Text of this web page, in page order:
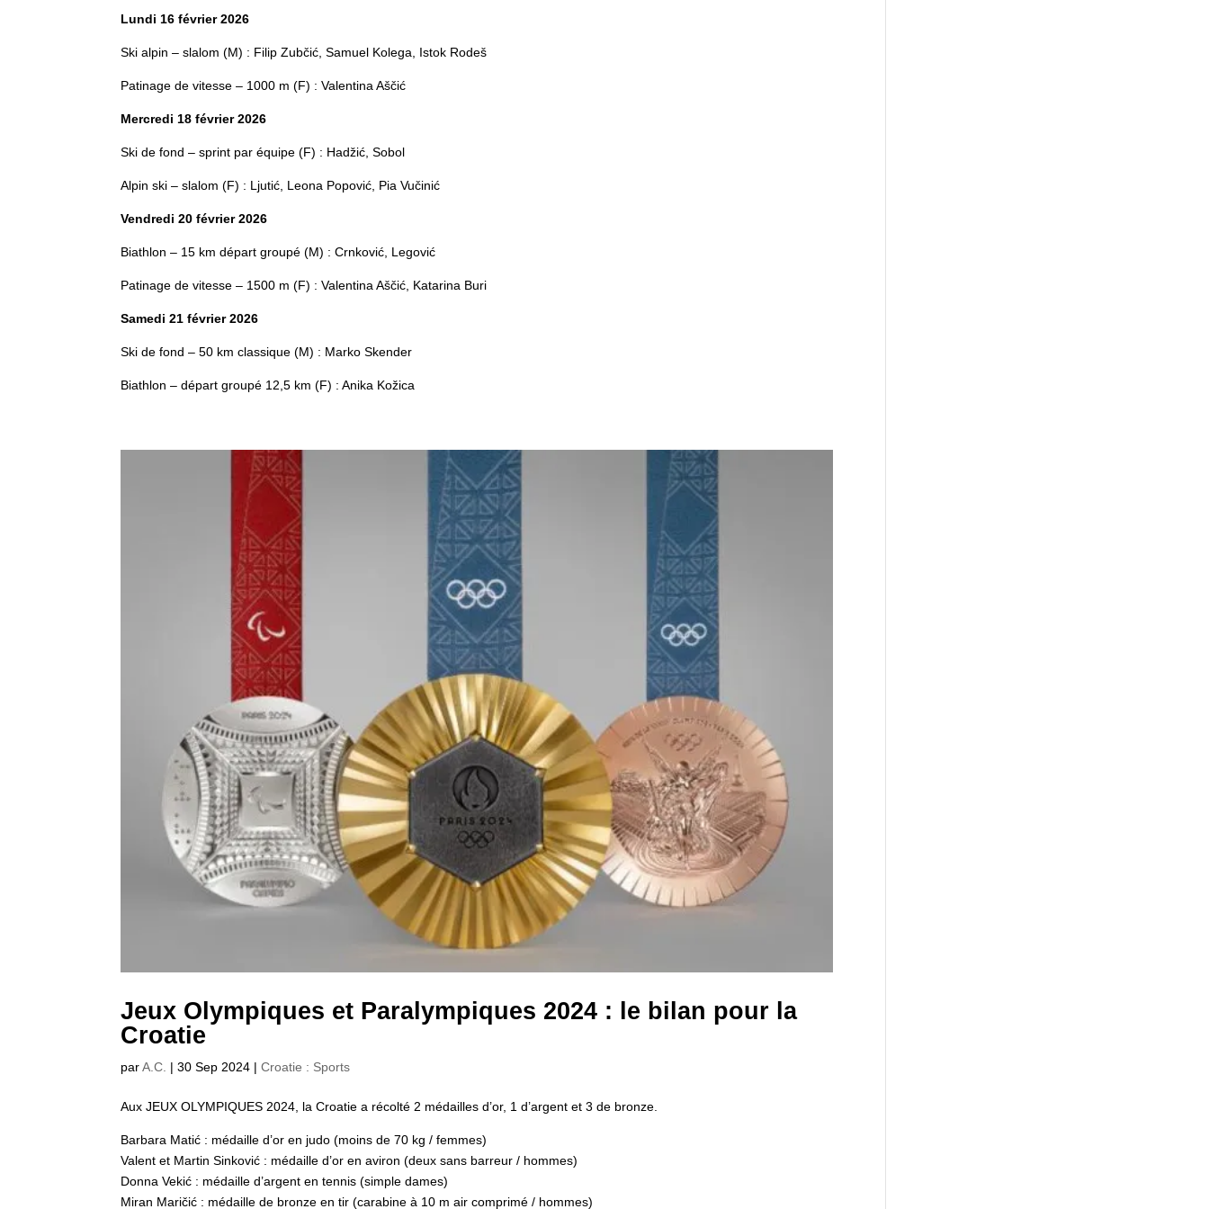
Lundi 16 février 2026
Ski alpin – slalom (M) : Filip Zubčić, Samuel Kolega, Istok Rodeš
Patinage de vitesse – 1000 m (F) : Valentina Aščić
Mercredi 18 février 2026
Ski de fond – sprint par équipe (F) : Hadžić, Sobol
Alpin ski – slalom (F) : Ljutić, Leona Popović, Pia Vučinić
Vendredi 20 février 2026
Biathlon – 15 km départ groupé (M) : Crnković, Legović
Patinage de vitesse – 1500 m (F) : Valentina Aščić, Katarina Buri
Samedi 21 février 2026
Ski de fond – 50 km classique (M) : Marko Skender
Biathlon – départ groupé 12,5 km (F) : Anika Kožica
Jeux Olympiques et Paralympiques 2024 : le bilan pour la
Croatie
parA.C. |30 Sep 2024 |Croatie : Sports
Aux JEUX OLYMPIQUES 2024, la Croatie a récolté 2 médailles d’or, 1 d’argent et 3 de bronze.
Barbara Matić : médaille d’or en judo (moins de 70 kg / femmes)
Valent et Martin Sinković : médaille d’or en aviron (deux sans barreur / hommes)
Donna Vekić : médaille d’argent en tennis (simple dames)
Miran Maričić : médaille de bronze en tir (carabine à 10 m air comprimé / hommes)